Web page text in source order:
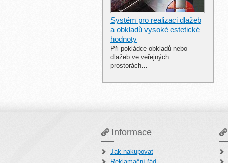
Systém pro realizaci dlažeb
a obkladů vysoké estetické
hodnoty
Při pokládce obkladů nebo
dlažeb ve veřejných
prostorách…
Informace
Jak nakupovat